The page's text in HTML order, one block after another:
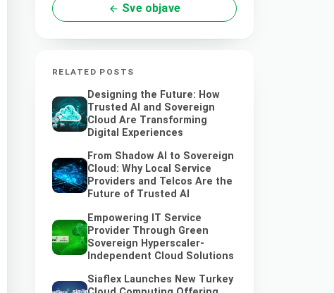
Sve objave
RELATED POSTS
Designing the Future: How
Trusted AI and Sovereign
Cloud Are Transforming
Digital Experiences
From Shadow AI to Sovereign
Cloud: Why Local Service
Providers and Telcos Are the
Future of Trusted AI
Empowering IT Service
Provider Through Green
Sovereign Hyperscaler-
Independent Cloud Solutions
Siaflex Launches New Turkey